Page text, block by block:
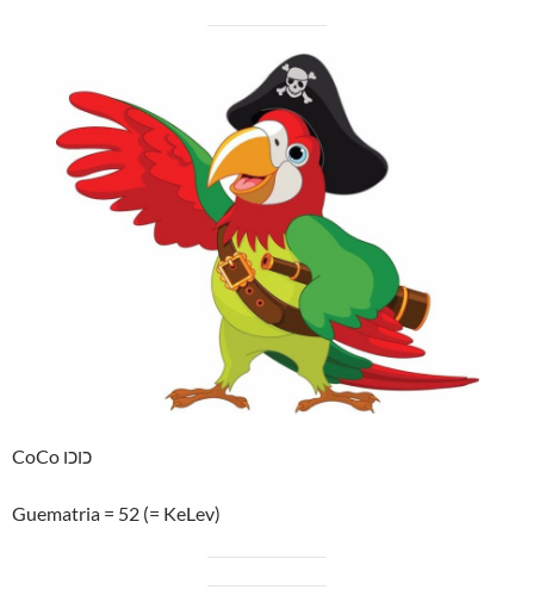
CoCo כוכו
Guematria = 52 (= KeLev)